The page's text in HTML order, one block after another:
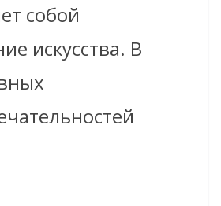
собой
искусства. В